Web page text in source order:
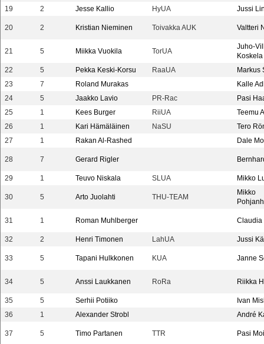
19 2 Jesse Kallio HyUA Jussi
20 2 Kristian Nieminen Toivakka AUK Valtteri
21 5 Miikka Vuokila TorUA
Juho-
Koskela
22
5 Pekka Keski-Korsu RaaUA
Markus
23
7 Roland Murakas
Kalle
24
5 Jaakko Lavio PR-Rac
Pasi
25
1 Kees Burger RiiUA
Teemu
26
1 Kari Hämäläinen NaSU
Tero
27
1 Rakan Al-Rashed Dale
28 7 Gerard Rigler
29 1 Teuvo Niskala SLUA Mikko
30 5 Arto Juolahti THU-TEAM
Mikko
31 1 Roman Muhlberger Claudia
32 2 Henri Timonen LahUA Jussi
33 5 Tapani Hulkkonen KUA Janne
34 5 Anssi Laukkanen RoRa Riikka
35 5 Serhii Potiiko
Ivan
36
1 Alexander Strobl André
37 5 Timo Partanen TTR Pasi